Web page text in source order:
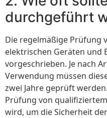
durchgeführt
Die regelmäßige Prüfung
elektrischen Geräten und
vorgeschrieben. Je nach
Verwendung müssen
zwei Jahre geprüft
Prüfung von
wird, um die Sicherheit